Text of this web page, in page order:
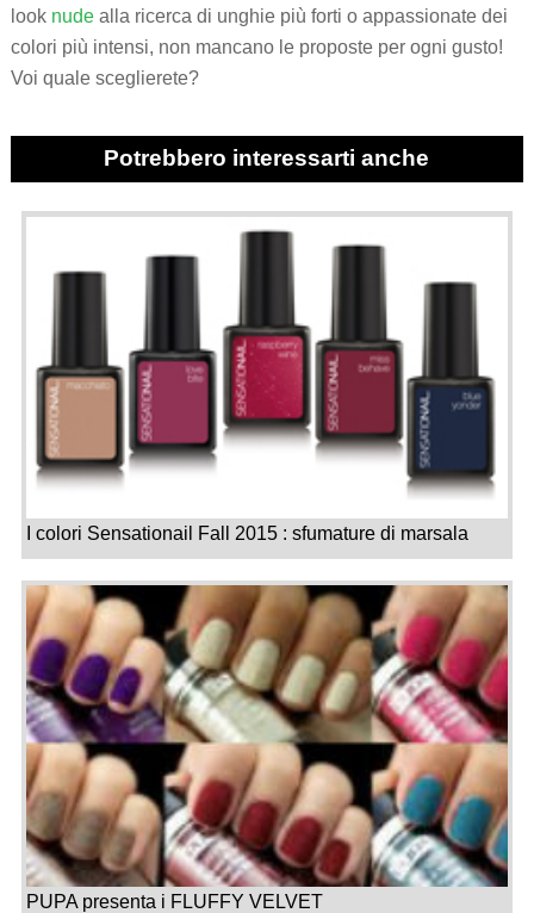
look nudealla ricerca di unghie più forti o appassionate dei
colori più intensi, non mancano le proposte per ogni gusto!
Voi quale sceglierete?
Potrebbero interessarti anche
I colori Sensationail Fall 2015 : sfumature di marsala
PUPA presenta i FLUFFY VELVET